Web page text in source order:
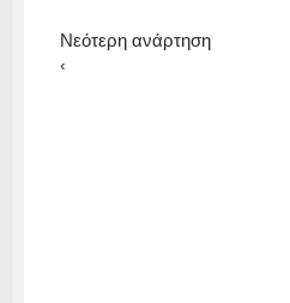
Νεότερη ανάρτηση
‹